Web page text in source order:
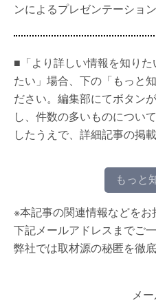
ンによるプレゼンテーショ
■「より詳しい情報を知り
たい」場合、下の「もっと
ださい。編集部にてボタン
し、件数の多いものについ
したうえで、詳細記事の掲
もっと
※本記事の関連情報などを
下記メールアドレスまでご
弊社では取材源の秘匿を徹底
メ